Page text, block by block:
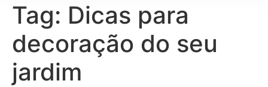
Tag: Dicas para
decoração do seu
jardim